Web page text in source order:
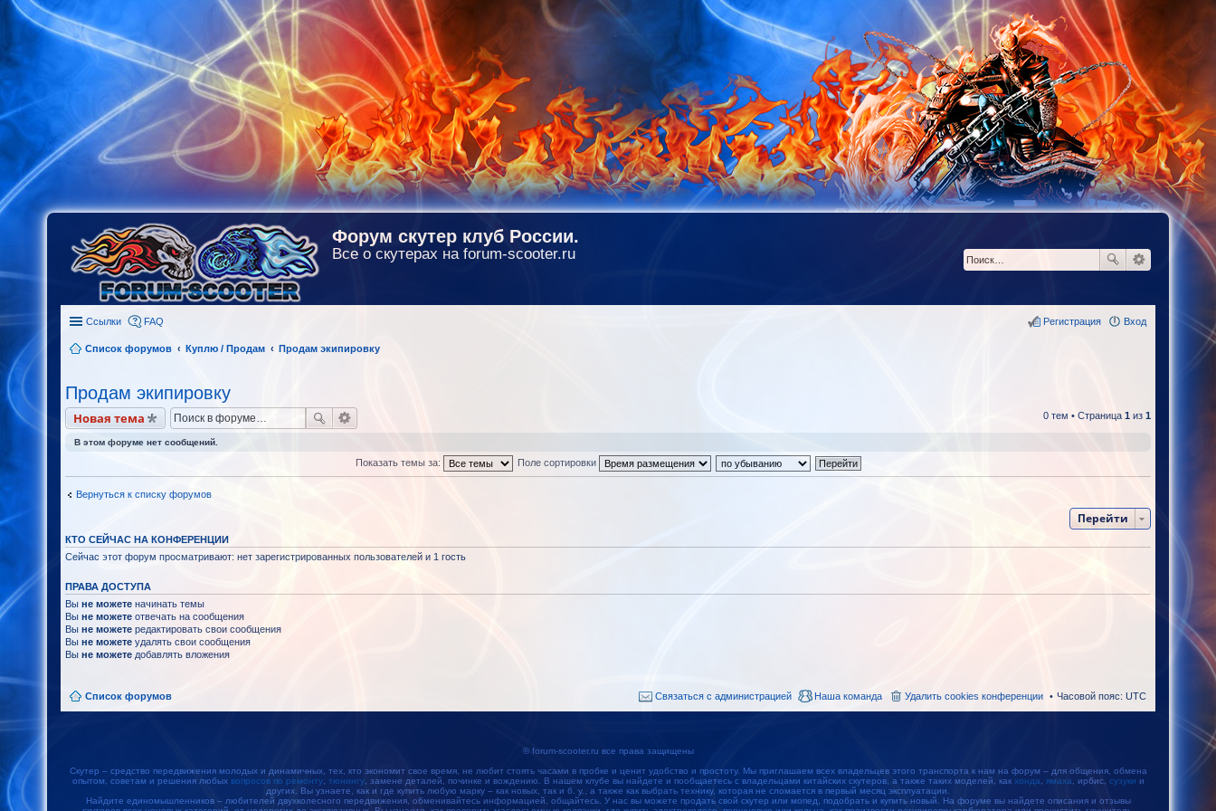
Форум скутер клуб России.
Все о скутерах на forum-scooter.ru
Ссылки FAQ Вход
Регистрация
Список форумов Куплю / Продам Продам экипировку
Продам экипировку
Новая тема 0 тем • Страница 1 из 1
В этом форуме нет сообщений.
Показать темы за: Поле сортировки
Вернуться к списку форумов
Перейти
КТО СЕЙЧАС НА КОНФЕРЕНЦИИ
Сейчас этот форум просматривают: нет зарегистрированных пользователей и 1 гость
ПРАВА ДОСТУПА
Выне можете начинать темы
Выне можете отвечать на сообщения
Выне можете редактировать свои сообщения
Выне можете удалять свои сообщения
Выне можете добавлять вложения
Список форумов Часовой пояс: UTC
Удалить cookies конференции
Наша команда
Связаться с администрацией
© forum-scooter.ru все права защищены
Скутер – средство передвижения молодых и динамичных, тех, кто экономит свое время, не любит стоять часами в пробке и ценит удобство и простоту. Мы приглашаем всех владельцев этого транспорта к нам на форум – для общения, обмена
опытом, советам и решения любых вопросов по ремонту, тюнингу, замене деталей, починке и вождению. В нашем клубе вы найдете и пообщаетесь с владельцами китайских скутеров, а также таких моделей, как хонда ямаха , ирбис, сузуки и
других. Вы узнаете, как и где купить любую марку – как новых, так и б. у., а также как выбрать технику, которая не сломается в первый месяц эксплуатации.
Найдите единомышленников – любителей двухколесного передвижения, обменивайтесь информацией, общайтесь. У нас вы можете продать свой скутер или мопед, подобрать и купить новый. На форуме вы найдете описания и отзывы